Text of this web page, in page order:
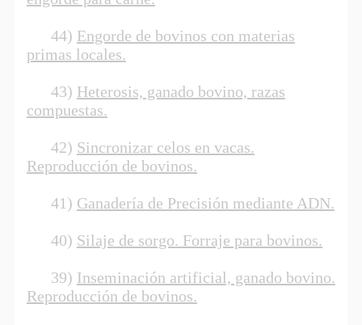
44) Engorde de bovinos con materias
primas locales.
43) Heterosis, ganado bovino, razas
compuestas.
42) Sincronizar celos en vacas.
Reproducción de bovinos.
41) Ganadería de Precisión mediante ADN.
40) Silaje de sorgo. Forraje para bovinos.
39) Inseminación artificial, ganado bovino.
Reproducción de bovinos.